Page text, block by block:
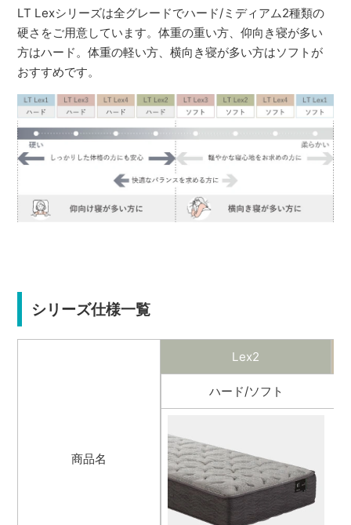
LT Lexシリーズは全グレードでハード/ミディアム2種類の
硬さをご用意しています。体重の重い方、仰向き寝が多い
方はハード。体重の軽い方、横向き寝が多い方はソフトが
おすすめです。
シリーズ仕様一覧
商品名
Lex2
ハード/ソフト